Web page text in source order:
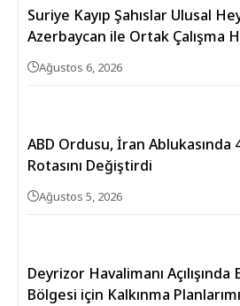
Suriye Kayıp Şahıslar Ulusal
Azerbaycan ile Ortak Çalışma
Ağustos 6, 2026
ABD Ordusu, İran Ablukasında
Rotasını Değiştirdi
Ağustos 5, 2026
Deyrizor Havalimanı Açılışında
Bölgesi için Kalkınma